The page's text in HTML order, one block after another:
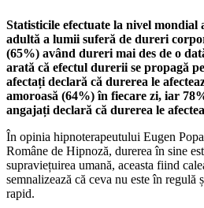
Statisticile efectuate la nivel
adultă a lumii suferă de dureri
(65%) având dureri mai des de o
arată că efectul durerii se propagă
afectați declară că durerea le
amoroasă (64%) în fiecare zi, iar
angajați declară că durerea le
În opinia hipnoterapeutului Eugen
Române de Hipnoză, durerea în sine
supraviețuirea umană, aceasta fiind
semnalizează că ceva nu este în regulă
rapid.